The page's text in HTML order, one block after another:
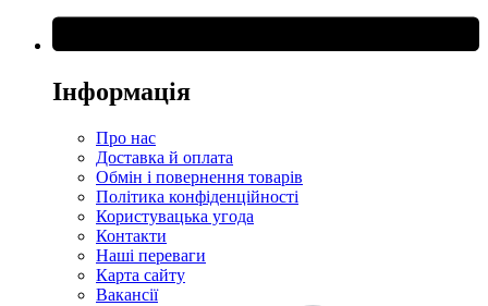
Інформація
Про нас
Доставка й оплата
Обмін і повернення товарів
Політика конфіденційності
Користувацька угода
Контакти
Наші переваги
Карта сайту
Вакансії